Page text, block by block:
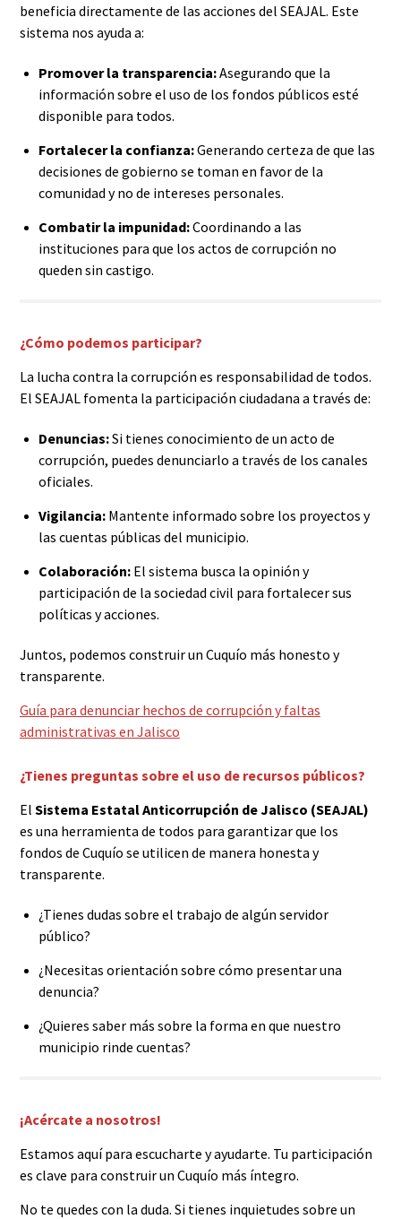
beneficia directamente de las acciones del SEAJAL. Este
sistema nos ayuda a:
Promover la transparencia:Asegurando que la
información sobre el uso de los fondos públicos esté
disponible para todos.
Fortalecer la confianza:Generando certeza de que las
decisiones de gobierno se toman en favor de la
comunidad y no de intereses personales.
Combatir la impunidad:Coordinando a las
instituciones para que los actos de corrupción no
queden sin castigo.
¿Cómo podemos participar?
La lucha contra la corrupción es responsabilidad de todos.
El SEAJAL fomenta la participación ciudadana a través de:
Denuncias:Si tienes conocimiento de un acto de
corrupción, puedes denunciarlo a través de los canales
oficiales.
Vigilancia:Mantente informado sobre los proyectos y
las cuentas públicas del municipio.
Colaboración:El sistema busca la opinión y
participación de la sociedad civil para fortalecer sus
políticas y acciones.
Juntos, podemos construir un Cuquío más honesto y
transparente.
Guía para denunciar hechos de corrupción y faltas
administrativas en Jalisco
¿Tienes preguntas sobre el uso de recursos públicos?
El Sistema Estatal Anticorrupción de Jalisco (SEAJAL)
es una herramienta de todos para garantizar que los
fondos de Cuquío se utilicen de manera honesta y
transparente.
¿Tienes dudas sobre el trabajo de algún servidor
público?
¿Necesitas orientación sobre cómo presentar una
denuncia?
¿Quieres saber más sobre la forma en que nuestro
municipio rinde cuentas?
¡Acércate a nosotros!
Estamos aquí para escucharte y ayudarte. Tu participación
es clave para construir un Cuquío más íntegro.
No te quedes con la duda. Si tienes inquietudes sobre un